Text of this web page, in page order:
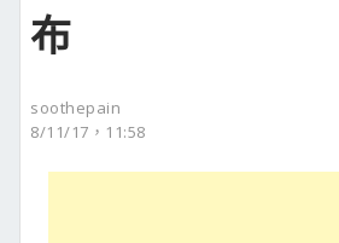
布
soothepain
8/11/17，11:58